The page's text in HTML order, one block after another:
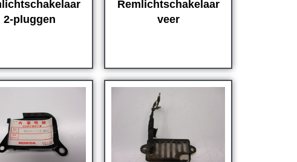
2-pluggen
Remlichtschakelaar
veer